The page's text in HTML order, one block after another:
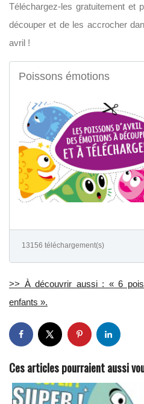
Téléchargez-les gratuitement et
découper et de les accrocher
avril !
Poissons émotions
13156 téléchargement(s)
>> À découvrir aussi : « 6
enfants ».
Ces articles pourraient aussi